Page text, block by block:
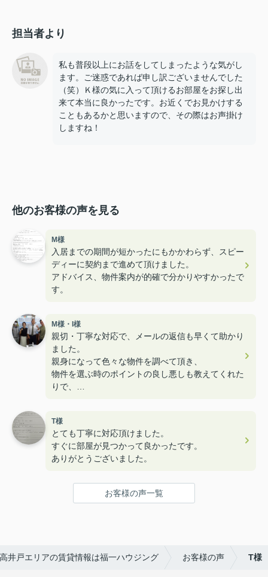
担当者より
私も普段以上にお話をしてしまったような気がし
ます。ご迷惑であれば申し訳ございませんでした
（笑）Ｋ様の気に入って頂けるお部屋をお探し出
来て本当に良かったです。お近くでお見かけする
こともあるかと思いますので、その際はお声掛け
しますね！
他のお客様の声を見る
M様
入居までの期間が短かったにもかかわらず、スピー
ディーに契約まで進めて頂けました。
アドバイス、物件案内が的確で分かりやすかったで
す。
M様・I様
親切・丁寧な対応で、メールの返信も早くて助かり
ました。
親身になって色々な物件を調べて頂き、
物件を選ぶ時のポイントの良し悪しも教えてくれた
りで、
ユニークなスタッフさんも多くて楽しかったです！
T様
とても丁寧に対応頂けました。
すぐに部屋が見つかって良かったです。
ありがとうございました。
お客様の声一覧
井戸エリアの賃貸情報は福一ハウジング お客様の声 T様